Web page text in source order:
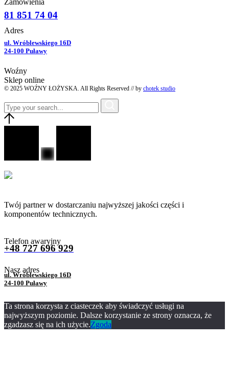
Zamówienia
81 851 74 04
Adres
ul. Wróblewskiego 16D
24-100 Puławy
Woźny
Sklep online
© 2025 WOŹNY ŁOŻYSKA. All Rights Reserved // by chotek studio
Twój partner w dostarczaniu najwyższej jakości części i
komponentów technicznych.
Telefon awaryjny
+48 727 696 929
Nasz adres
ul. Wróblewskiego 16D
24-100 Puławy
Ta strona korzysta z ciasteczek aby świadczyć usługi na
najwyższym poziomie. Dalsze korzystanie ze strony oznacza, że
zgadzasz się na ich użycie.Zgoda